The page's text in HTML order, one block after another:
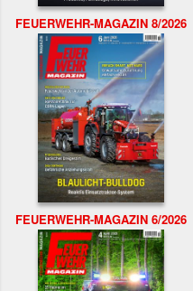
FEUERWEHR-MAGAZIN 8/2026
FEUERWEHR-MAGAZIN 6/2026